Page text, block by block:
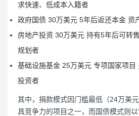
求快速、低成本入籍者
政府国债 30万美元 5年后返还本金 资
房地产投资 30万美元 持有5年后可转
规划者
基础设施基金 25万美元 专项国家项目
投资者
其中，捐款模式因门槛最低（24万美
具竞争力的项目之一，而国债模式则以